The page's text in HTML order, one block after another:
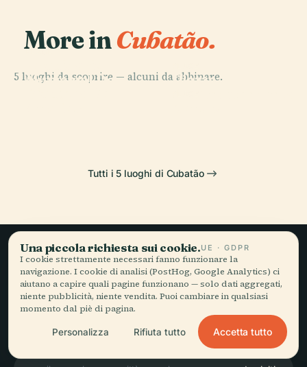
More inCubatão.
5 luoghi da scoprire — alcuni da abbinare.
PLACE
Municipal De
Piazza
PLACE
Tutti i 5 luoghi di Cubatão
Viaggio lento,
raccontato bene.
RESTA AGGIORNATO
Una piccola richiesta sui cookie.UE · GDPR
I cookie strettamente necessari fanno funzionare la
navigazione. I cookie di analisi (PostHog, Google Analytics) ci
aiutano a capire quali pagine funzionano — solo dati aggregati,
niente pubblicità, niente vendita. Puoi cambiare in qualsiasi
momento dal piè di pagina.
Personalizza Rifiuta tutto Accetta tutto